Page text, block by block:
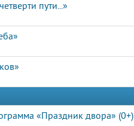
пути...»
«Праздник двора» (0+)